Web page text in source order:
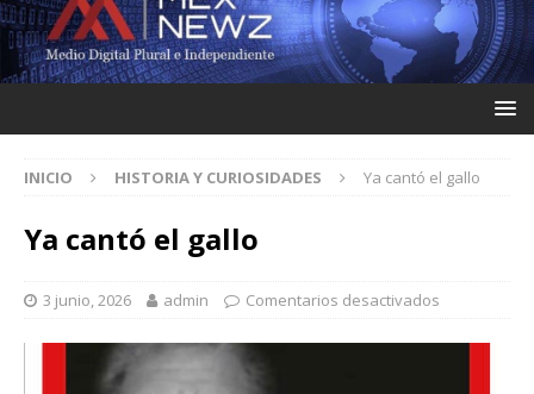
INICIO HISTORIA Y CURIOSIDADES Ya cantó el gallo
Ya cantó el gallo
3 junio, 2026 admin Comentarios desactivados